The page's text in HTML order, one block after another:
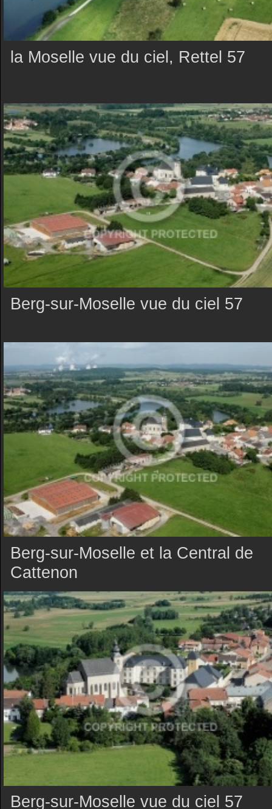
la Moselle vue du ciel, Rettel 57
Berg-sur-Moselle vue du ciel 57
Berg-sur-Moselle et la Central de
Cattenon
Berg-sur-Moselle vue du ciel 57